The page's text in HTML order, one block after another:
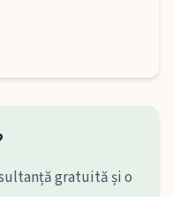
gratuită și o